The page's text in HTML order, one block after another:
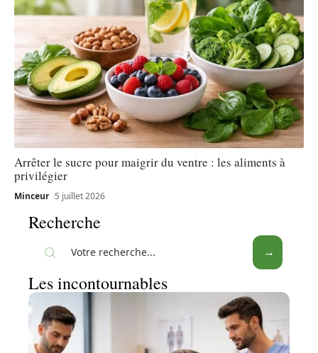
Arrêter le sucre pour maigrir du ventre : les aliments à
privilégier
Minceur 5 juillet 2026
Recherche
Les incontournables